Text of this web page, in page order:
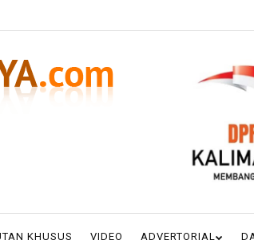
KHUSUS VIDEO ADVERTORIAL